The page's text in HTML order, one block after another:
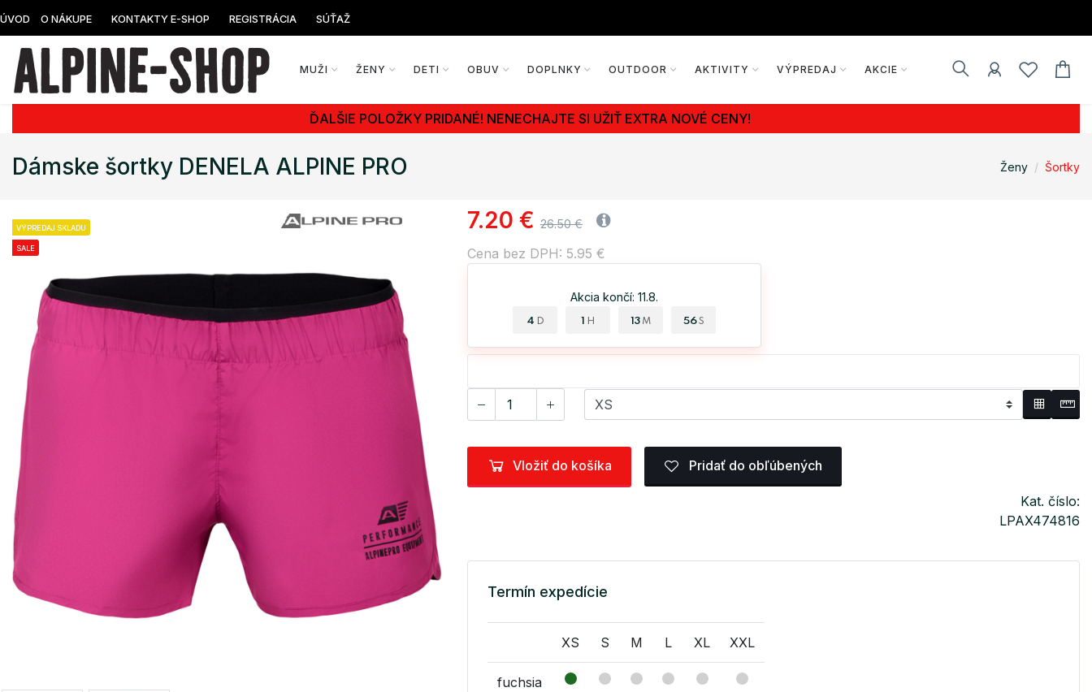
ÚVOD O NÁKUPE KONTAKTY E-SHOP REGISTRÁCIA SÚŤAŽ
MUŽI ŽENY DETI OBUV DOPLNKY OUTDOOR AKTIVITY VÝPREDAJ AKCIE
ĎALŠIE POLOŽKY PRIDANÉ! NENECHAJTE SI UŽIŤ EXTRA NOVÉ CENY!
Dámske šortky DENELA ALPINE PRO Ženy Šortky
VÝPREDAJ SKLADU
SALE
7.20 € 26.50 €
Cena bez DPH: 5.95 €
Akcia končí: 11.8.
4 D 1 H 13 M 55 S
Vložiť do košíka Pridať do obľúbených
Kat. číslo:
LPAX474816
Termín expedície
XS S M L XL XXL
fuchsia